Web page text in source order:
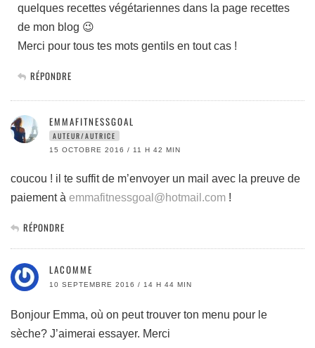
quelques recettes végétariennes dans la page recettes
de mon blog 😉
Merci pour tous tes mots gentils en tout cas !
RÉPONDRE
EMMAFITNESSGOAL
AUTEUR/AUTRICE
15 OCTOBRE 2016 / 11 H 42 MIN
coucou ! il te suffit de m’envoyer un mail avec la preuve de
paiement à emmafitnessgoal@hotmail.com !
RÉPONDRE
LACOMME
10 SEPTEMBRE 2016 / 14 H 44 MIN
Bonjour Emma, où on peut trouver ton menu pour le
sèche? J’aimerai essayer. Merci